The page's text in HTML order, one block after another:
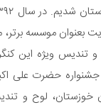
شهر و روستای
رونمایی از طرح
و طرح خانه های
همزمان با جشن
بعنوان موسسه برتر،
تندیس ویژه این
حضرت علی
خوزستان، لوح و